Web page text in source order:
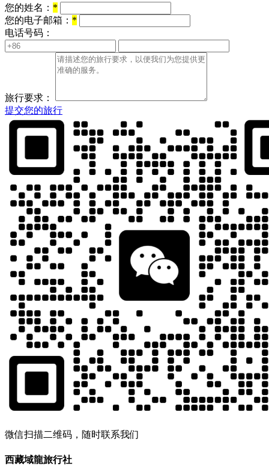
您的姓名： *
您的电子邮箱： *
电话号码：
旅行要求：
提交您的旅行
微信扫描二维码，随时联系我们
西藏域龍旅行社